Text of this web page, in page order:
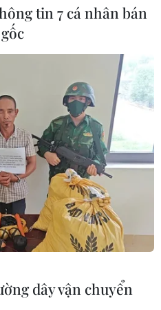
người
tiên
lão hóa
tin 7 cá nhân bán
dây vận chuyển